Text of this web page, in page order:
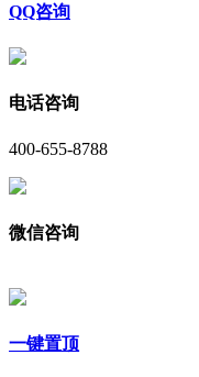
QQ咨询
电话咨询
400-655-8788
微信咨询
一键置顶